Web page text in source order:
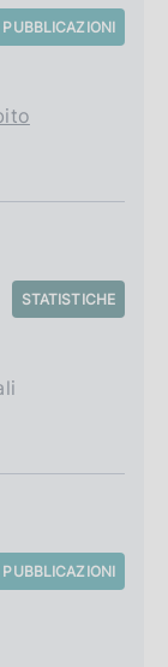
PUBBLICAZIONI
STATISTICHE
PUBBLICAZIONI